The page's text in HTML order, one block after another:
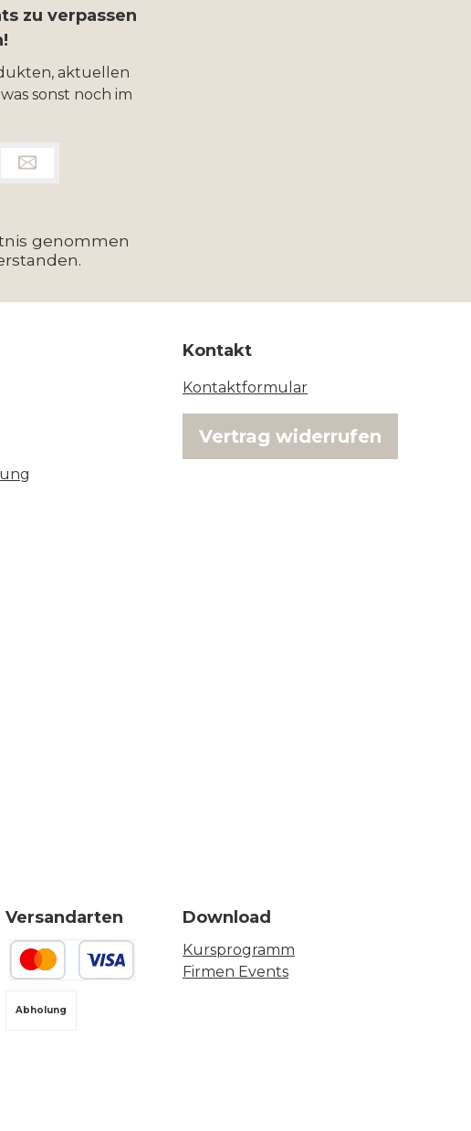
zu verpassen
aktuellen
sonst noch im
genommen
Kontakt
Kontaktformular
Vertrag widerrufen
Abholung
Download
Kursprogramm
Firmen Events